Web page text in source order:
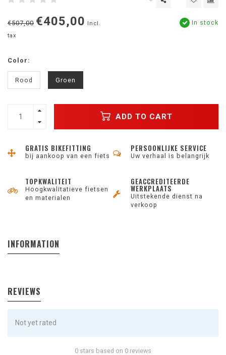
€507,00 €405,00 Incl.
tax
In stock
Color:
Rood Groen
ADD TO CART
GRATIS BIKEFITTING
bij aankoop van een fiets
PERSOONLIJKE SERVICE
Uw verhaal is belangrijk
TOPKWALITEIT
Hoogkwalitatieve fietsen
en materialen
GEACCREDITEERDE
WERKPLAATS
Uitstekende dienst na
verkoop
INFORMATION
REVIEWS
Not yet rated
0 stars based on 0 reviews